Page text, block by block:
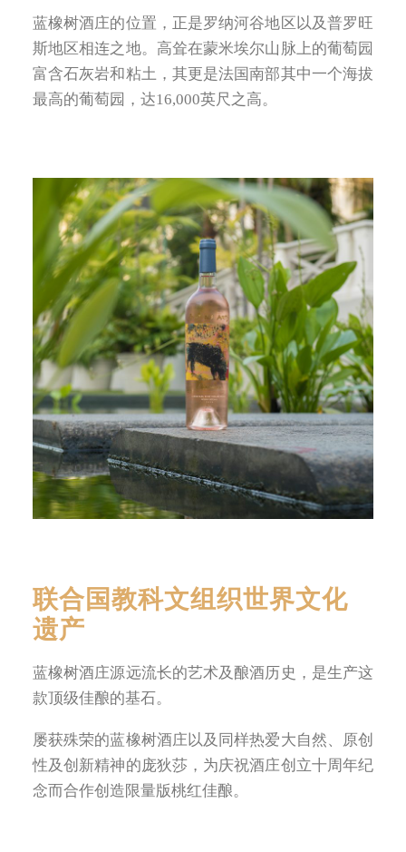
蓝橡树酒庄的位置，正是罗纳河谷地区以及普罗旺
斯地区相连之地。高耸在蒙米埃尔山脉上的葡萄园
富含石灰岩和粘土，其更是法国南部其中一个海拔
最高的葡萄园，达16,000英尺之高。
联合国教科文组织世界文化
遗产
蓝橡树酒庄源远流长的艺术及酿酒历史，是生产这
款顶级佳酿的基石。
屡获殊荣的蓝橡树酒庄以及同样热爱大自然、原创
性及创新精神的庞狄莎，为庆祝酒庄创立十周年纪
念而合作创造限量版桃红佳酿。